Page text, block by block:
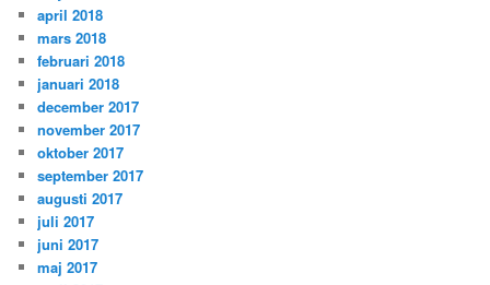
april 2018
mars 2018
februari 2018
januari 2018
december 2017
november 2017
oktober 2017
september 2017
augusti 2017
juli 2017
juni 2017
maj 2017